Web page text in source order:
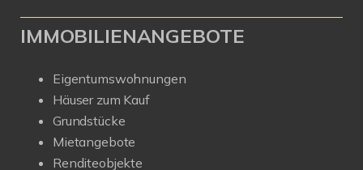
IMMOBILIENANGEBOTE
Eigentumswohnungen
Häuser zum Kauf
Grundstücke
Mietangebote
Renditeobjekte